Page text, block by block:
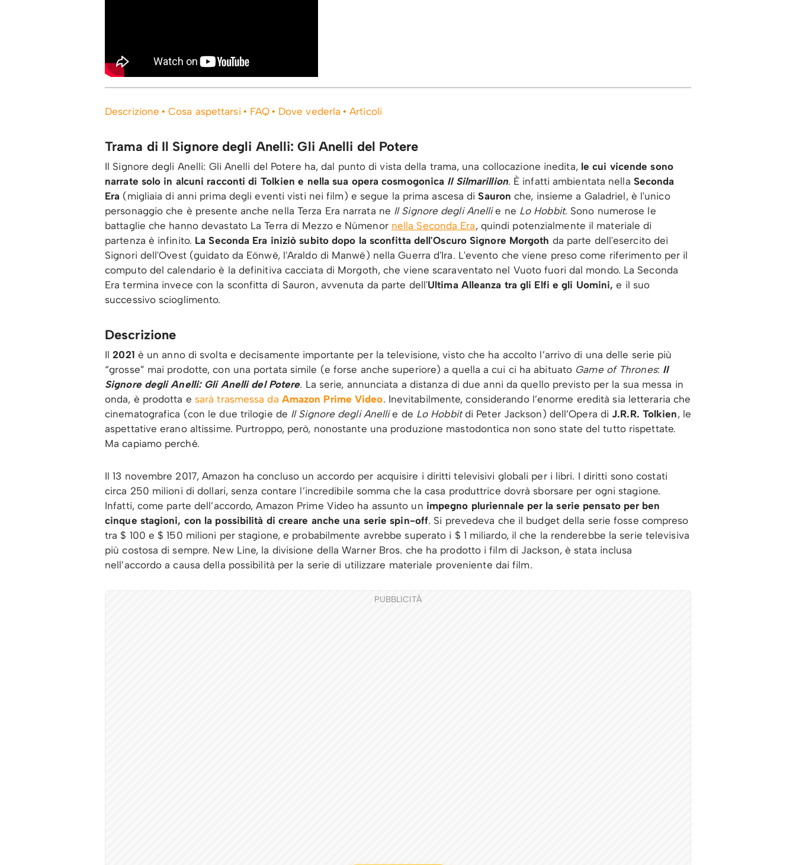
Descrizione Cosa aspettarsi FAQ Dove vederla Articoli
Trama di Il Signore degli Anelli: Gli Anelli del Potere
Il Signore degli Anelli: Gli Anelli del Potere ha, dal punto di vista della trama, una collocazione inedita,le cui vicende sono
narrate solo in alcuni racconti di Tolkien e nella sua opera cosmogonica Il Silmarillion. È infatti ambientata nella Seconda
Era (migliaia di anni prima degli eventi visti nei film) e segue la prima ascesa diSauron che, insieme a Galadriel, è l'unico
personaggio che è presente anche nella Terza Era narrata ne Il Signore degli Anellie ne Lo Hobbit. Sono numerose le
battaglie che hanno devastato La Terra di Mezzo e Númenor nella Seconda Era, quindi potenzialmente il materiale di
partenza è infinito. La Seconda Era iniziò subito dopo la sconfitta dell'Oscuro Signore Morgoth da parte dell'esercito dei
Signori dell'Ovest (guidato da Eönwë, l'Araldo di Manwë) nella Guerra d'Ira. L'evento che viene preso come riferimento per il
computo del calendario è la definitiva cacciata di Morgoth, che viene scaraventato nel Vuoto fuori dal mondo. La Seconda
Era termina invece con la sconfitta di Sauron, avvenuta da parte dell'Ultima Alleanza tra gli Elfi e gli Uomini, e il suo
successivo scioglimento.
Descrizione
Il2021 è un anno di svolta e decisamente importante per la televisione, visto che ha accolto l’arrivo di una delle serie più
“grosse” mai prodotte, con una portata simile (e forse anche superiore) a quella a cui ci ha abituato Game of Thrones: Il
Signore degli Anelli: Gli Anelli del Potere. La serie, annunciata a distanza di due anni da quello previsto per la sua messa in
onda, è prodotta e sarà trasmessa da Amazon Prime Video. Inevitabilmente, considerando l’enorme eredità sia letteraria che
cinematografica (con le due trilogie de Il Signore degli Anellie de Lo Hobbitdi Peter Jackson) dell’Opera di J.R.R. Tolkien, le
aspettative erano altissime. Purtroppo, però, nonostante una produzione mastodontica non sono state del tutto rispettate.
Ma capiamo perché.
Il 13 novembre 2017, Amazon ha concluso un accordo per acquisire i diritti televisivi globali per i libri. I diritti sono costati
circa 250 milioni di dollari, senza contare l’incredibile somma che la casa produttrice dovrà sborsare per ogni stagione.
Infatti, come parte dell’accordo, Amazon Prime Video ha assunto un impegno pluriennale per la serie pensato per ben
cinque stagioni, con la possibilità di creare anche una serie spin-off. Si prevedeva che il budget della serie fosse compreso
tra $ 100 e $ 150 milioni per stagione, e probabilmente avrebbe superato i $ 1 miliardo, il che la renderebbe la serie televisiva
più costosa di sempre. New Line, la divisione della Warner Bros. che ha prodotto i film di Jackson, è stata inclusa
nell’accordo a causa della possibilità per la serie di utilizzare materiale proveniente dai film.
PUBBLICITÀ